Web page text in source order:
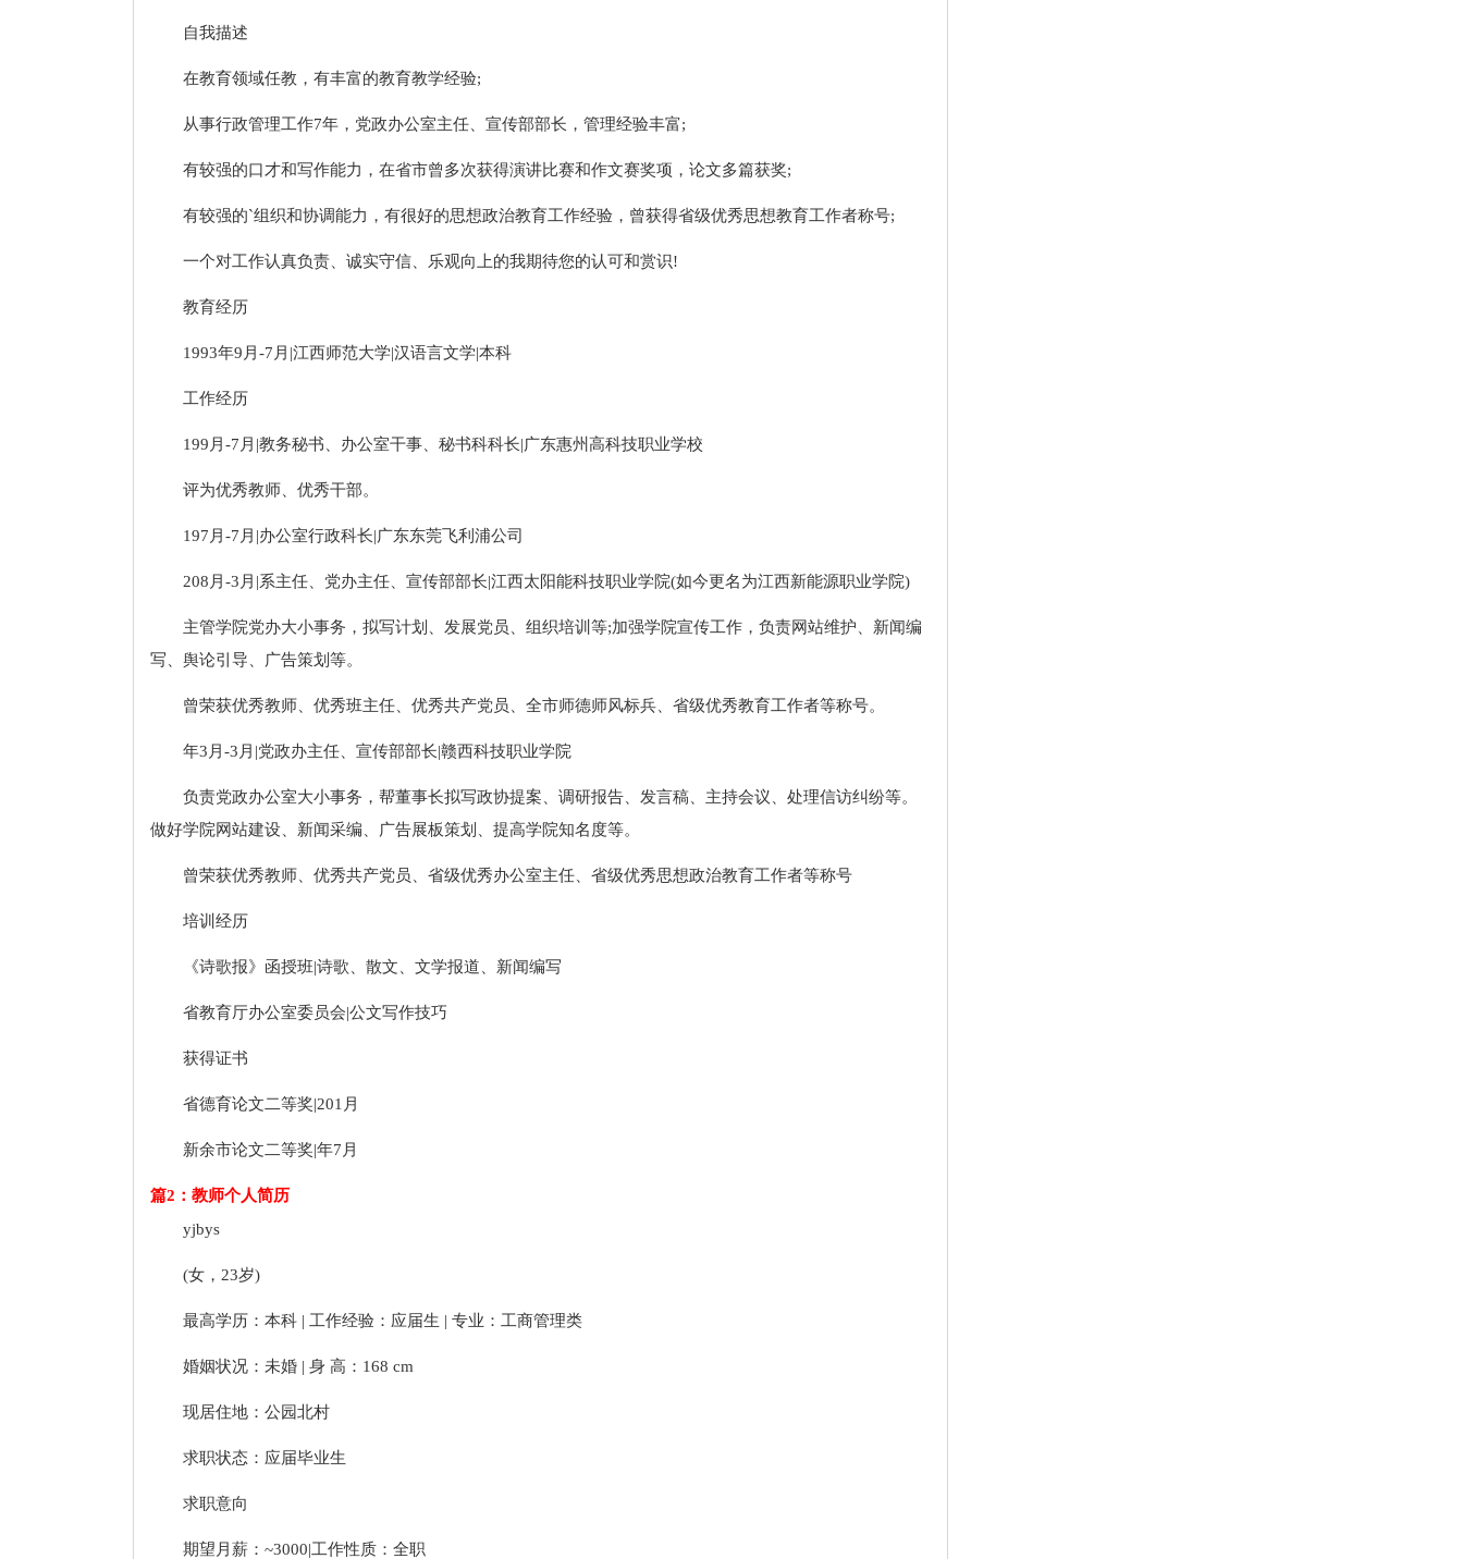
自我描述
在教育领域任教，有丰富的教育教学经验;
从事行政管理工作7年，党政办公室主任、宣传部部长，管理经验丰富;
有较强的口才和写作能力，在省市曾多次获得演讲比赛和作文赛奖项，论文多篇获奖;
有较强的`组织和协调能力，有很好的思想政治教育工作经验，曾获得省级优秀思想教育工作者称号;
一个对工作认真负责、诚实守信、乐观向上的我期待您的认可和赏识!
教育经历
1993年9月-7月|江西师范大学|汉语言文学|本科
工作经历
199月-7月|教务秘书、办公室干事、秘书科科长|广东惠州高科技职业学校
评为优秀教师、优秀干部。
197月-7月|办公室行政科长|广东东莞飞利浦公司
208月-3月|系主任、党办主任、宣传部部长|江西太阳能科技职业学院(如今更名为江西新能源职业学院)
主管学院党办大小事务，拟写计划、发展党员、组织培训等;加强学院宣传工作，负责网站维护、新闻编
写、舆论引导、广告策划等。
曾荣获优秀教师、优秀班主任、优秀共产党员、全市师德师风标兵、省级优秀教育工作者等称号。
年3月-3月|党政办主任、宣传部部长|赣西科技职业学院
负责党政办公室大小事务，帮董事长拟写政协提案、调研报告、发言稿、主持会议、处理信访纠纷等。
做好学院网站建设、新闻采编、广告展板策划、提高学院知名度等。
曾荣获优秀教师、优秀共产党员、省级优秀办公室主任、省级优秀思想政治教育工作者等称号
培训经历
《诗歌报》函授班|诗歌、散文、文学报道、新闻编写
省教育厅办公室委员会|公文写作技巧
获得证书
省德育论文二等奖|201月
新余市论文二等奖|年7月
篇2：教师个人简历
yjbys
(女，23岁)
最高学历：本科 | 工作经验：应届生 | 专业：工商管理类
婚姻状况：未婚 | 身 高：168 cm
现居住地：公园北村
求职状态：应届毕业生
求职意向
期望月薪：~3000|工作性质：全职